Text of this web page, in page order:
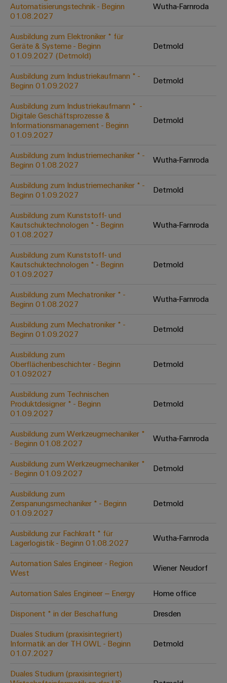
Verbindungslösungen
für
Konventionelle
Energieerzeugung
Zukunftssicherheit
für
bewährte
Maschinenbau
Lösungen
für
verschiedene
Segmente
der
und
Fabrikautomation
Öl
&
Sicherer
Betrieb
mit
Lösungen
für
Prozessindustrie
Mehr
Ressourceneffizienz
durch
Schaltschrankbau
Lösungen
die
Herausforderungen
Schaltschrankbau
Moderne
und
digitale
für
klimafreundliche
im
Schiffbau
Verbindungslösungen
die
maritime
Industrie
Wasseraufbereitung
Systeme
Lösungen
Dezentrale
Automatisierung
Lösungen
IIoT
&
Automation
Software
Industrial
Industrial
Automation
Industrial
IoT
Industrial
Security
Industrial
Service
Platform
easyConnect
Regler
Gerätehersteller
Leiterplattensteckverbinder
&
PCB
Services
Equipment
(OEM)
Elektronikgehäuse
Blitz-
und
Überspannungsschutz
PV
Feldbusverteiler
Automatisierung
&
Software
I/O-
Systeme
Industrial
Ethernet
Touch-
Panels
Engineering-
Visualisierungstools
Energiemessung
und
Smart
Metering
Weidmüller
AI
Access
&
Services
Industrial
Platform
easyConnect
Werkstatt
&
Technischer
Support
Umweltbezogene
Produktkonformität
Engineering
Daten
Technische
Produktkataloge
Reparatur
und
Ersatzteile
Trainings
Webinare
PSIRT
Digitale
Bestellmöglichkeiten
eShop
OCI-
EDI-
Schnittstelle
ALLE
SERVICES
Pressekontakt
Unsere
IIoT
and
Partner
Netzwerk
IIoT
Automation
Solution
finden
Solution
Partner
-
Systemintegratoren
Messen
&
Globale
Messen
&
Events
Offene
Ausbildungs-
und
Studienplätze
Aktuelle
Termine
Workshops
für
Schulklassen
Stellenbörse
Entwicklung
Karriere auf
neues
Distribution
Automatisierungstechnik - Beginn
01.08.2027
Wutha-Farnroda
Ausbildung zum Elektroniker * für
Geräte & Systeme - Beginn
01.09.2027 (Detmold)
Detmold
Ausbildung zum Industriekaufmann * -
Beginn 01.09.2027
Detmold
Ausbildung zum Industriekaufmann * ​ -
Digitale Geschäftsprozesse &
Informationsmanagement - Beginn
01.09.2027
Detmold
Ausbildung zum Industriemechaniker * -
Beginn 01.08.2027
Wutha-Farnroda
Ausbildung zum Industriemechaniker * -
Beginn 01.09.2027
Detmold
Ausbildung zum Kunststoff- und
Kautschuktechnologen * - Beginn
01.08.2027
Wutha-Farnroda
Ausbildung zum Kunststoff- und
Kautschuktechnologen * - Beginn
01.09.2027
Detmold
Ausbildung zum Mechatroniker * -
Beginn 01.08.2027
Wutha-Farnroda
Ausbildung zum Mechatroniker * -
Beginn 01.09.2027
Detmold
Ausbildung zum
Oberflächenbeschichter - Beginn
01.092027
Detmold
Ausbildung zum Technischen
Produktdesigner * - Beginn
01.09.2027
Detmold
Ausbildung zum Werkzeugmechaniker *
- Beginn 01.08.2027
Wutha-Farnroda
Ausbildung zum Werkzeugmechaniker *
- Beginn 01.09.2027
Detmold
Ausbildung zum
Zerspanungsmechaniker * - Beginn
01.09.2027
Detmold
Ausbildung zur Fachkraft * für
Lagerlogistik - Beginn 01.08.2027
Wutha-Farnroda
Automation Sales Engineer - Region
West
Wiener Neudorf
Automation Sales Engineer – Energy
Home office
Disponent * in der Beschaffung
Dresden
Duales Studium (praxisintegriert)
Informatik an der TH OWL - Beginn
01.07.2027
Detmold
Duales Studium (praxisintegriert)